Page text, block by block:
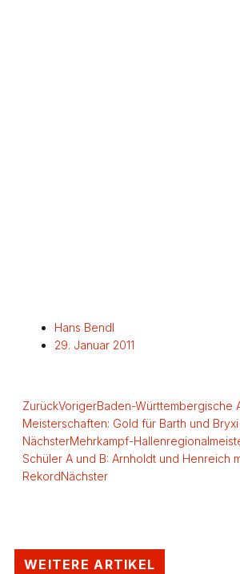
Hans Bendl
29. Januar 2011
ZurückVorigerBaden-Württembergische
Meisterschaften: Gold für Barth und Bryxi
NächsterMehrkampf-
Schüler A und B: Arnholdt und Henreich
RekordNächster
WEITERE ARTIKEL